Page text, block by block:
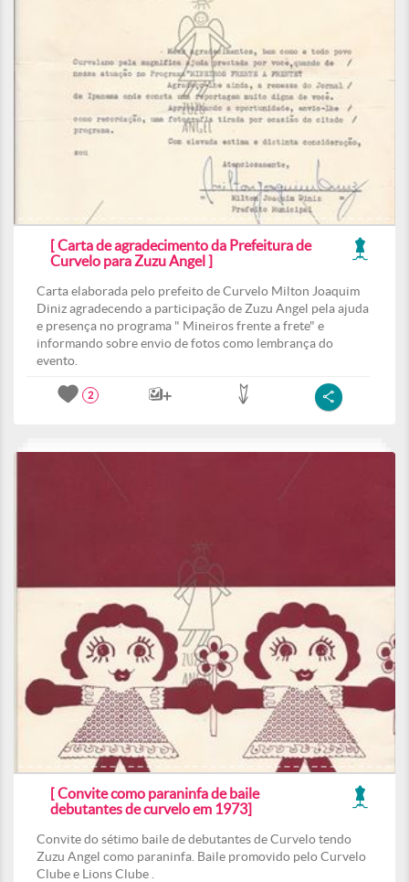
[ Carta de agradecimento da Prefeitura de
Curvelo para Zuzu Angel ]
Carta elaborada pelo prefeito de Curvelo Milton Joaquim
Diniz agradecendo a participação de Zuzu Angel pela ajuda
e presença no programa " Mineiros frente a frete" e
informando sobre envio de fotos como lembrança do
evento.
2
[ Convite como paraninfa de baile
debutantes de curvelo em 1973]
Convite do sétimo baile de debutantes de Curvelo tendo
Zuzu Angel como paraninfa. Baile promovido pelo Curvelo
Clube e Lions Clube .